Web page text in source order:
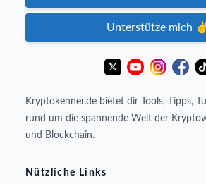
Unterstütze mich
Kryptokenner.de bietet dir Tools, Tipps,
rund um die spannende Welt der
und Blockchain.
Nützliche Links